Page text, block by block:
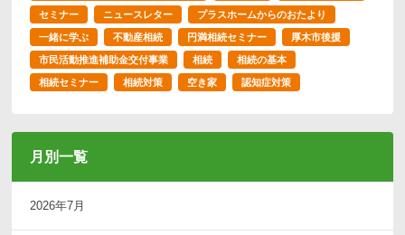
セミナー ニュースレター プラスホームからのおたより
一緒に学ぶ 不動産相続 円満相続セミナー 厚木市後援
市民活動推進補助金交付事業 相続 相続の基本
相続セミナー 相続対策 空き家 認知症対策
月別一覧
2026年7月